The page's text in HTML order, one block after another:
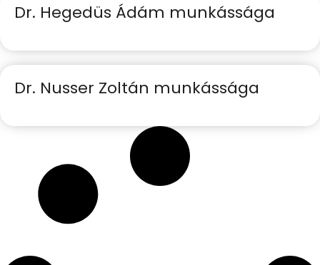
Dr. Hegedüs Ádám munkássága
Dr. Nusser Zoltán munkássága